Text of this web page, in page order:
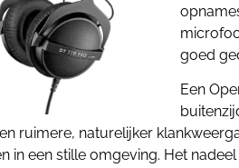
goed
Een
ruimere, naturelijker
in een stille omgeving. Het